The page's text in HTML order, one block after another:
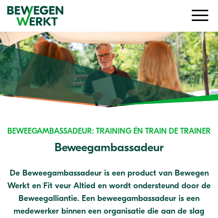
BEWEEGAMBASSADEUR: TRAINING ÉN TRAIN DE TRAINER
Beweegambassadeur
De Beweegambassadeur is een product van Bewegen
Werkt en Fit veur Altied en wordt ondersteund door de
Beweegalliantie. Een beweegambassadeur is een
medewerker binnen een organisatie die aan de slag